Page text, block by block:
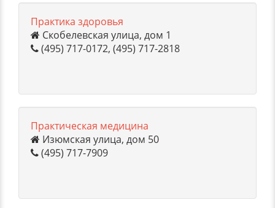
Практика здоровья
Скобелевская улица, дом 1
(495) 717-0172, (495) 717-2818
Практическая медицина
Изюмская улица, дом 50
(495) 717-7909